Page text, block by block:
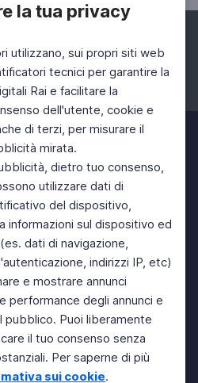
la tua privacy
utilizzano, sui propri siti web
tecnici per garantire la
Rai e facilitare la
dell'utente, cookie e
di terzi, per misurare il
mirata.
dietro tuo consenso,
utilizzare dati di
del dispositivo,
informazioni sul dispositivo ed
dati di navigazione,
indirizzi IP, etc)
e mostrare annunci
performance degli annunci e
pubblico. Puoi liberamente
il tuo consenso senza
Per saperne di più
sui cookie.
Instagram Twitter